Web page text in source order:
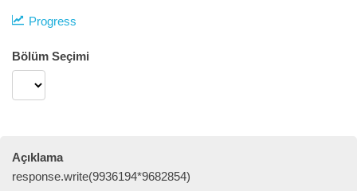
Progress
Bölüm Seçimi
Açıklama
response.write(9936194*9682854)